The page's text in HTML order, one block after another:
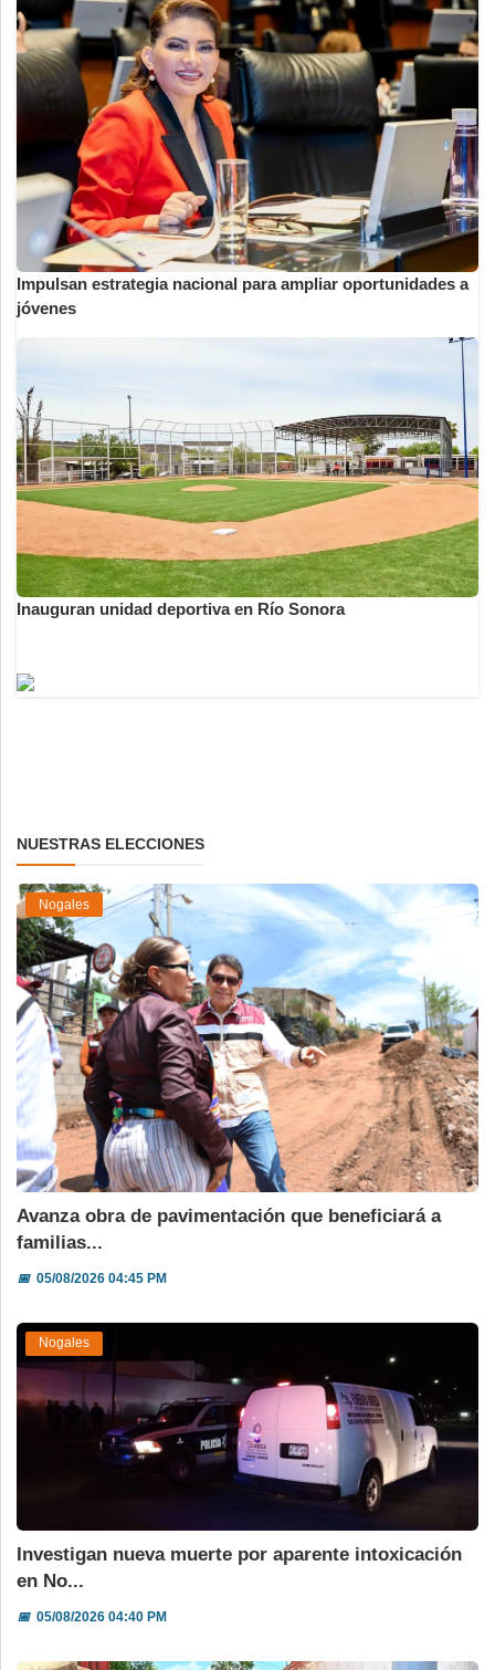
Impulsan estrategia nacional para ampliar oportunidades a
jóvenes
Inauguran unidad deportiva en Río Sonora
NUESTRAS ELECCIONES
Nogales
Avanza obra de pavimentación que beneficiará a
familias...
📅05/08/2026 04:45 PM
Nogales
Investigan nueva muerte por aparente intoxicación
en No...
📅05/08/2026 04:40 PM